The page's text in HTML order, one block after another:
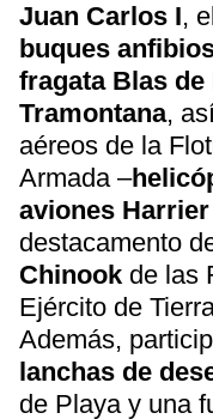
Juan Carlos I,
buques
fragata Blas de
Tramontana,
aéreos de la
Armada –
aviones Harrier
destacamento
Chinook de las
Ejército de
Además,
lanchas de
de Playa y una